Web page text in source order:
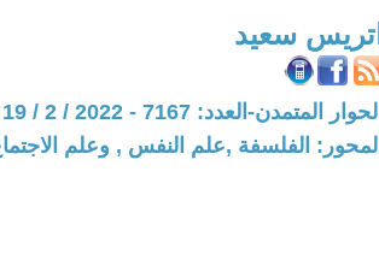
اتريس سعيد
الحوار المتمدن-العدد: 7167 - 2022 / 2 / 19 - 23:29
المحور: الفلسفة ,علم النفس , وعلم